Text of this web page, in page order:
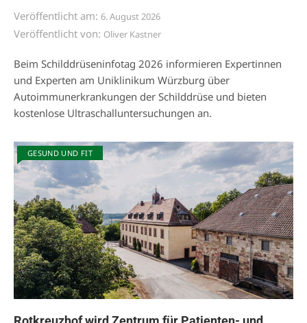
Veröffentlicht am: 6. August 2026
Veröffentlicht von: Oliver Kastner
Beim Schilddrüseninfotag 2026 informieren Expertinnen
und Experten am Uniklinikum Würzburg über
Autoimmunerkrankungen der Schilddrüse und bieten
kostenlose Ultraschalluntersuchungen an.
GESUND UND FIT